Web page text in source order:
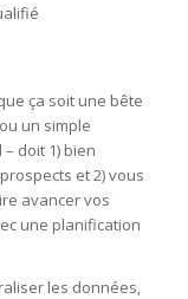
ça soit une bête
un simple
doit 1) bien
et 2) vous
avancer vos
une planification
les données,